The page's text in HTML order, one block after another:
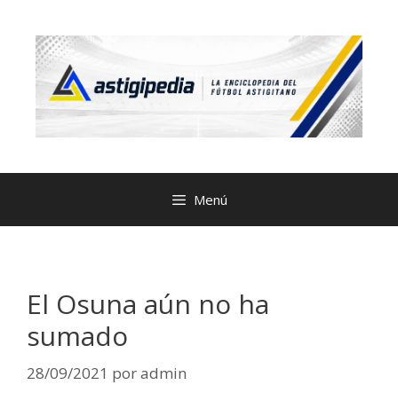
Menú
El Osuna aún no ha
sumado
28/09/2021 poradmin